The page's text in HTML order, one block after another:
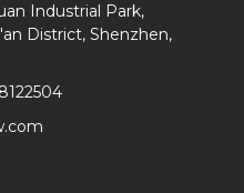
Industrial Park,
District, Shenzhen,